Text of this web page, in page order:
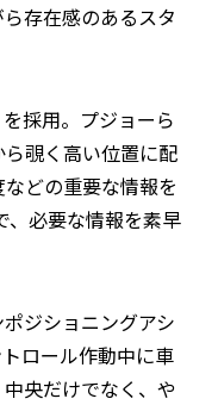
存在感のあるスタ
採用。プジョーら
覗く高い位置に配
どの重要な情報を
、必要な情報を素早
ジショニングアシ
ロール作動中に車
央だけでなく、や